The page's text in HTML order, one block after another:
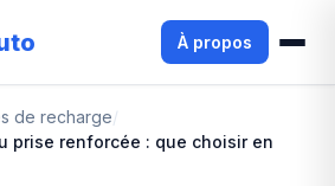
À propos
de recharge/
prise renforcée : que choisir en